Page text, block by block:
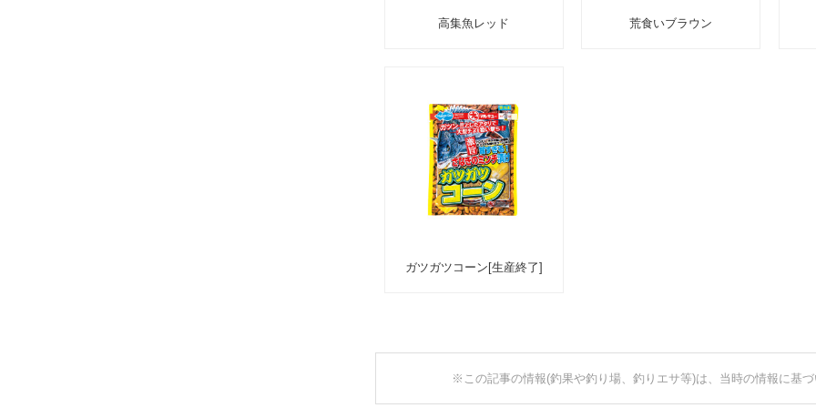
高集魚レッド 荒食いブラウン
ガツガツコーン[生産終了]
※この記事の情報(釣果や釣り場、釣りエサ等)は、当時の情報に基づ